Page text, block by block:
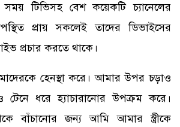
টিভিসহ বেশ কয়েকটি চ্যানেলের
প্রায় সকলেই তাদের ডিভাইসের
প্রচার করতে থাকে।
হেনস্থা করে। আমার উপর চড়াও
টেনে ধরে হ্যাচারানোর উপক্রম করে।
বাঁচানোর জন্য আমি আমার স্ত্রীকে